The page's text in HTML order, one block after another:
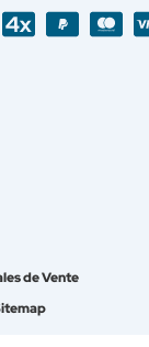
de Vente